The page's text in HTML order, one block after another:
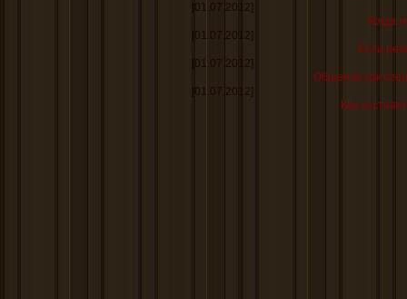
[01.07.2012]
Когда
[01.07.2012]
Если
[01.07.2012]
Общение как
[01.07.2012]
Как